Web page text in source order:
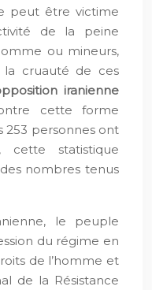
peut être victime
de la peine
ou mineurs,
la cruauté de ces
iranienne
cette forme
253 personnes ont
cette statistique
nombres tenus
le peuple
du régime en
de l’homme et
de la Résistance